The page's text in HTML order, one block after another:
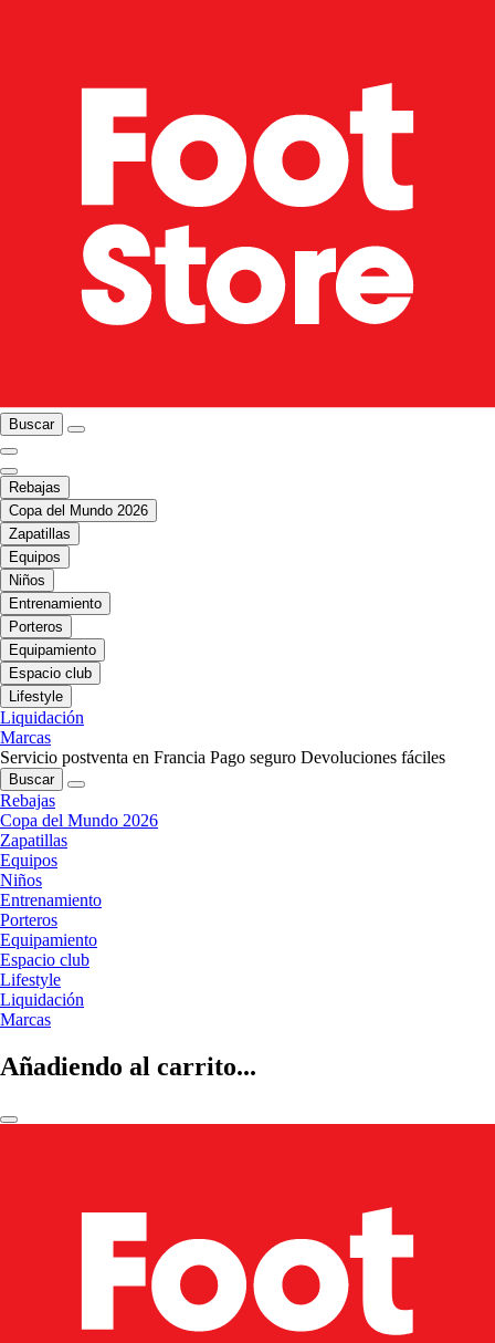
Buscar
Rebajas
Copa del Mundo 2026
Zapatillas
Equipos
Niños
Entrenamiento
Porteros
Equipamiento
Espacio club
Lifestyle
Liquidación
Marcas
Servicio postventa en Francia Pago seguro Devoluciones fáciles
Buscar
Rebajas
Copa del Mundo 2026
Zapatillas
Equipos
Niños
Entrenamiento
Porteros
Equipamiento
Espacio club
Lifestyle
Liquidación
Marcas
Añadiendo al carrito...